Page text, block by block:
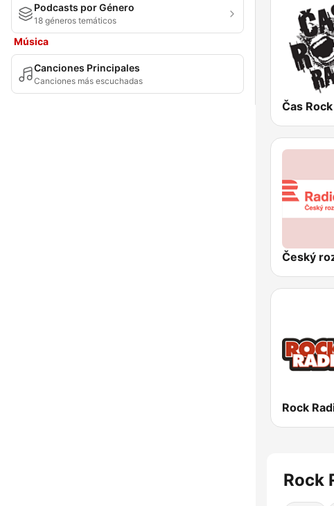
Podcasts por Género
18 géneros temáticos
Música
Canciones Principales
Canciones más escuchadas
Čas
Rock
Rock